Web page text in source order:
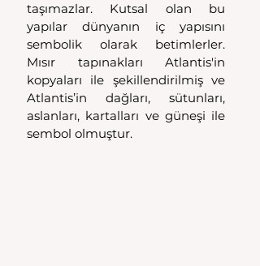
taşımazlar. Kutsal olan bu
yapılar dünyanın iç yapısını
sembolik olarak betimlerler.
Mısır tapınakları Atlantis'in
kopyaları ile şekillendirilmiş ve
Atlantis’in dağları, sütunları,
aslanları, kartalları ve güneşi ile
sembol olmuştur.